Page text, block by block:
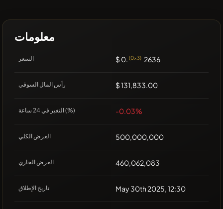
معلومات
السعر $ 0. (0x3) 2636
رأس المال السوقي $ 131,833.00
التغير في 24 ساعة (%) -0.03%
العرض الكلي 500,000,000
العرض الجاري 460,062,083
تاريخ الإطلاق May 30th 2025, 12:30